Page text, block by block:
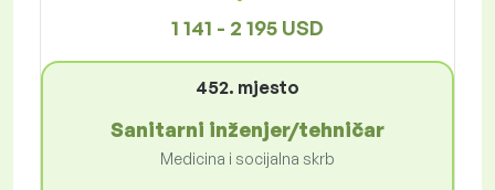
1 141 - 2 195 USD
452. mjesto
Sanitarni inženjer/tehničar
Medicina i socijalna skrb